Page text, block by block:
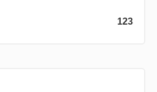
123